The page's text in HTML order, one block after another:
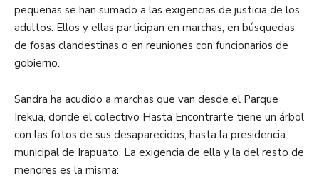
pequeñas se han sumado a las exigencias de justicia de los
adultos. Ellos y ellas participan en marchas, en búsquedas
de fosas clandestinas o en reuniones con funcionarios de
gobierno.
Sandra ha acudido a marchas que van desde el Parque
Irekua, donde el colectivo Hasta Encontrarte tiene un árbol
con las fotos de sus desaparecidos, hasta la presidencia
municipal de Irapuato. La exigencia de ella y la del resto de
menores es la misma: